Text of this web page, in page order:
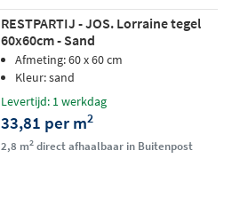
RESTPARTIJ - JOS. Lorraine tegel
60x60cm - Sand
Afmeting: 60 x 60 cm
Kleur: sand
Levertijd: 1 werkdag
33,81 per m2
2,8 m2direct afhaalbaar in Buitenpost